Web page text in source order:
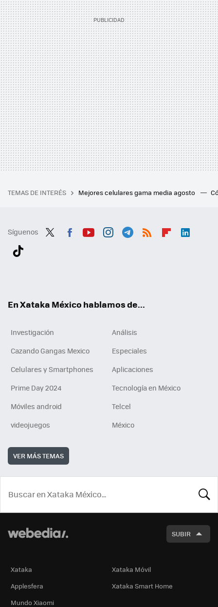
TEMAS DE INTERÉS Mejores celulares gama media agosto
Síguenos
En Xataka México hablamos de...
Investigación
Análisis
Cazando Gangas Mexico
Especiales
Celulares y Smartphones
Aplicaciones
Prime Day 2024
Tecnología en México
Móviles android
Telcel
videojuegos
México
VER MÁS TEMAS
SUBIR
Xataka
Xataka Móvil
Applesfera
Xataka Smart Home
Mundo Xiaomi